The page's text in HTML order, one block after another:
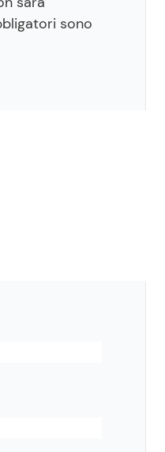
sono